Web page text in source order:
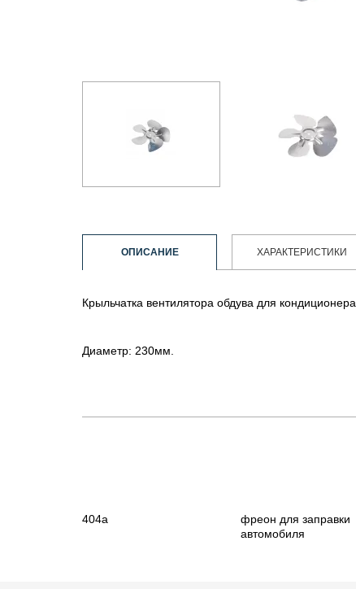
ОПИСАНИЕ
Крыльчатка вентилятора обдува для кондиционера.
Диаметр: 230мм.
ХАРАКТЕРИСТИКИ
404a
фреон для заправки
автомобиля